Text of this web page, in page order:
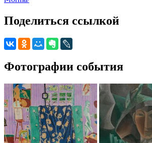
Поделиться ссылкой
Фотографии события